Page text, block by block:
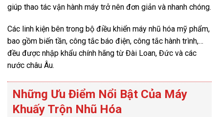
giúp thao tác vận hành máy trở nên đơn giản và nhanh chóng.
Các linh kiện bên trong bộ điều khiển máy nhũ hóa mỹ phẩm,
bao gồm biến tần, công tắc báo điện, công tắc hành trình,…
đều được nhập khẩu chính hãng từ Đài Loan, Đức và các
nước châu Âu.
Những Ưu Điểm Nổi Bật Của Máy
Khuấy Trộn Nhũ Hóa